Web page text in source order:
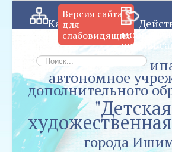
Карт
а сайта
Версия сайта
для
слабовидящих
версия
Искать...
автономное
дополнительного
"Детская
города